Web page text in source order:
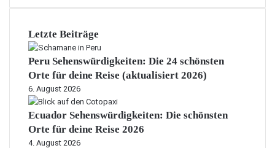
Letzte Beiträge
Peru Sehenswürdigkeiten: Die 24 schönsten
Orte für deine Reise (aktualisiert 2026)
6. August 2026
Ecuador Sehenswürdigkeiten: Die schönsten
Orte für deine Reise 2026
4. August 2026